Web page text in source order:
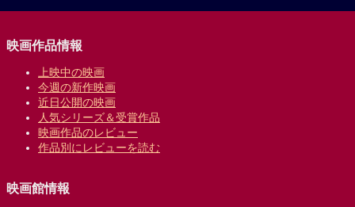
映画作品情報
上映中の映画
今週の新作映画
近日公開の映画
人気シリーズ＆受賞作品
映画作品のレビュー
作品別にレビューを読む
映画館情報